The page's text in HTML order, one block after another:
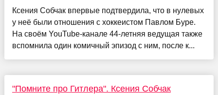
Ксения Собчак впервые подтвердила, что в нулевых
у неё были отношения с хоккеистом Павлом Буре.
На своём YouTube-канале 44-летняя ведущая также
вспомнила один комичный эпизод с ним, после к...
"Помните про Гитлера". Ксения Собчак